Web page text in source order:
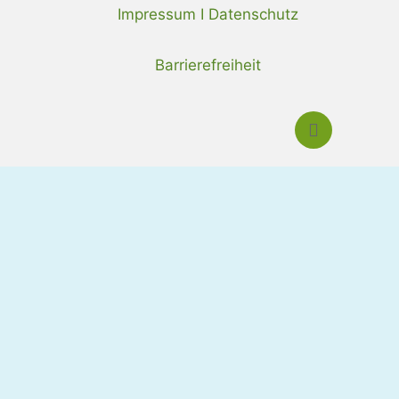
Impressum I Datenschutz
Barrierefreiheit